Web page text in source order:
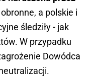
a polskie i
śledziły - jak
W przypadku
Dowódca